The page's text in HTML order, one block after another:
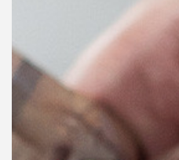
เพลง
บทความ